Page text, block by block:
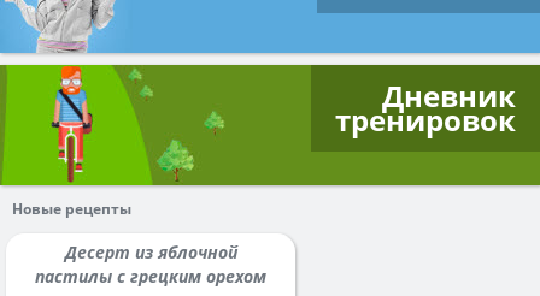
Дневник
тренировок
Новые рецепты
Десерт из яблочной
пастилы с грецким орехом